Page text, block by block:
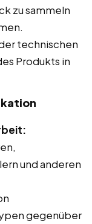
zu sammeln
technischen
Produkts in
und anderen
gegenüber